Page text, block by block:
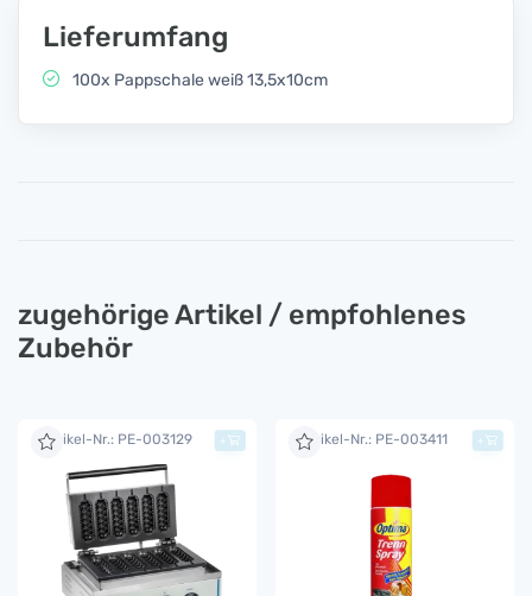
Lieferumfang
100x Pappschale weiß 13,5x10cm
zugehörige Artikel / empfohlenes
Zubehör
Artikel-Nr.: PE-003129 + Artikel-Nr.: PE-003411 +